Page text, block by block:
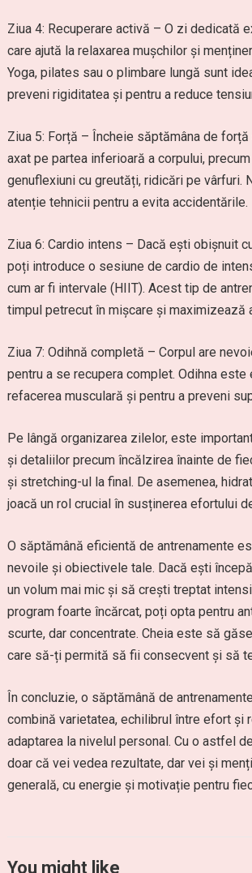
Ziua 4: Recuperare activă – O zi dedicată
care ajută la relaxarea mușchilor și
Yoga, pilates sau o plimbare lungă sunt
preveni rigiditatea și pentru a reduce
Ziua 5: Forță – Încheie săptămâna de forță
axat pe partea inferioară a corpului,
genuflexiuni cu greutăți, ridicări pe vârfuri.
atenție tehnicii pentru a evita accidentările.
Ziua 6: Cardio intens – Dacă ești obișnuit
poți introduce o sesiune de cardio de
cum ar fi intervale (HIIT). Acest tip de
timpul petrecut în mișcare și maximizează
Ziua 7: Odihnă completă – Corpul are
pentru a se recupera complet. Odihna
refacerea musculară și pentru a preveni
Pe lângă organizarea zilelor, este
și detaliilor precum încălzirea înainte de
și stretching-ul la final. De asemenea,
joacă un rol crucial în susținerea efortului
O săptămână eficientă de antrenamente
nevoile și obiectivele tale. Dacă ești
un volum mai mic și să crești treptat
program foarte încărcat, poți opta pentru
scurte, dar concentrate. Cheia este să
care să-ți permită să fii consecvent și să
În concluzie, o săptămână de
combină varietatea, echilibrul între efort și
adaptarea la nivelul personal. Cu o astfel
doar că vei vedea rezultate, dar vei și
generală, cu energie și motivație pentru
You might like